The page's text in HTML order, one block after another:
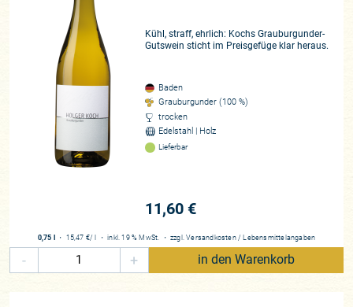
Kühl, straff, ehrlich: Kochs Grauburgunder-
Gutswein sticht im Preisgefüge klar heraus.
Baden
Grauburgunder (100 %)
trocken
Edelstahl | Holz
Lieferbar
11,60 €
0,75 l ・ 15,47 €/ l ・inkl. 19 % MwSt. ・ zzgl.Versandkosten / Lebensmittelangaben
- + in den Warenkorb